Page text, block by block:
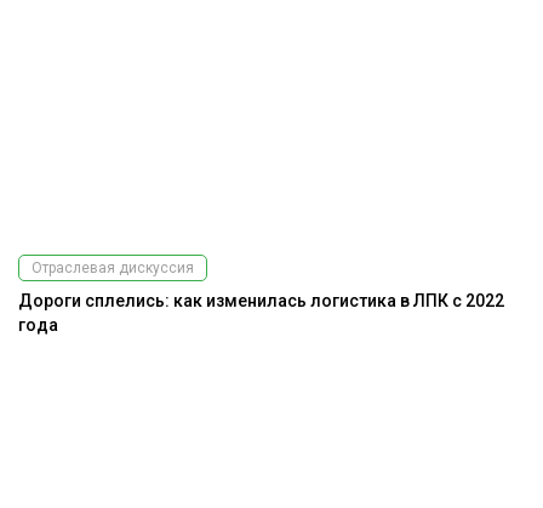
Отраслевая дискуссия
Дороги сплелись: как изменилась логистика в ЛПК с 2022
года